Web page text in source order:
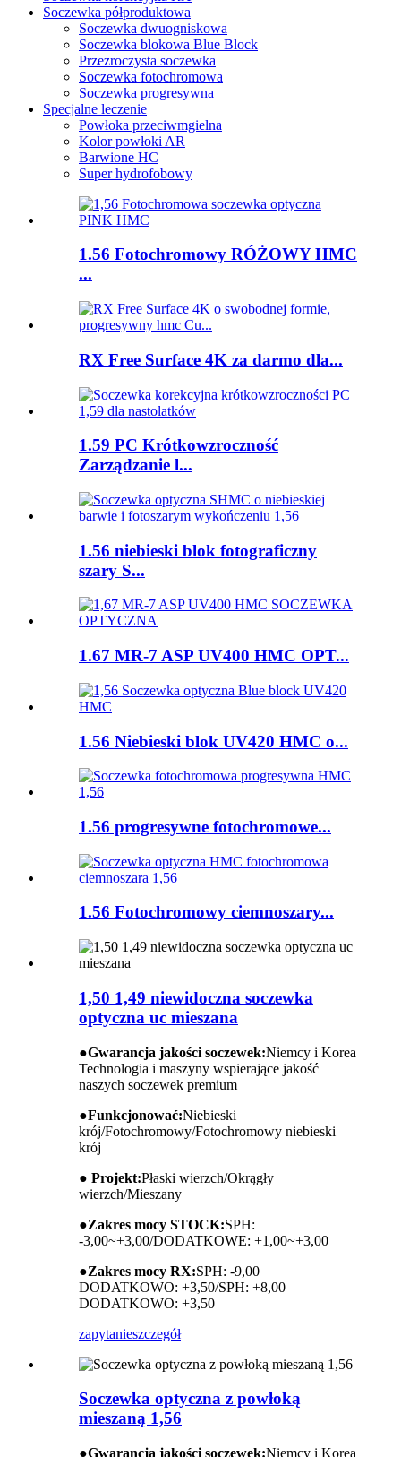
Soczewka półproduktowa
Soczewka dwuogniskowa
Soczewka blokowa Blue Block
Przezroczysta soczewka
Soczewka fotochromowa
Soczewka progresywna
Specjalne leczenie
Powłoka przeciwmgielna
Kolor powłoki AR
Barwione HC
Super hydrofobowy
1.56 Fotochromowy RÓŻOWY HMC
...
RX Free Surface 4K za darmo dla...
1.59 PC Krótkowzroczność
Zarządzanie l...
1.56 niebieski blok fotograficzny
szary S...
1.67 MR-7 ASP UV400 HMC OPT...
1.56 Niebieski blok UV420 HMC o...
1.56 progresywne fotochromowe...
1.56 Fotochromowy ciemnoszary...
1,50 1,49 niewidoczna soczewka
optyczna uc mieszana
●Gwarancja jakości soczewek:Niemcy i Korea
Technologia i maszyny wspierające jakość
naszych soczewek premium
●Funkcjonować:Niebieski
krój/Fotochromowy/Fotochromowy niebieski
krój
● Projekt:Płaski wierzch/Okrągły
wierzch/Mieszany
●Zakres mocy STOCK:SPH:
-3,00~+3,00/DODATKOWE: +1,00~+3,00
●Zakres mocy RX:SPH: -9,00
DODATKOWO: +3,50/SPH: +8,00
DODATKOWO: +3,50
zapytanieszczegół
Soczewka optyczna z powłoką
mieszaną 1,56
●Gwarancja jakości soczewek:Niemcy i Korea